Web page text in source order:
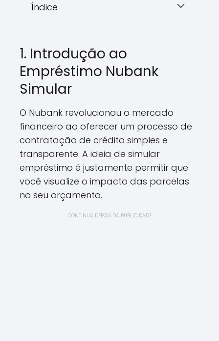
Índice
1. Introdução ao
Empréstimo Nubank
Simular
O Nubank revolucionou o mercado
financeiro ao oferecer um processo de
contratação de crédito simples e
transparente. A ideia de simular
empréstimo é justamente permitir que
você visualize o impacto das parcelas
no seu orçamento.
CONTINUA DEPOIS DA PUBLICIDADE